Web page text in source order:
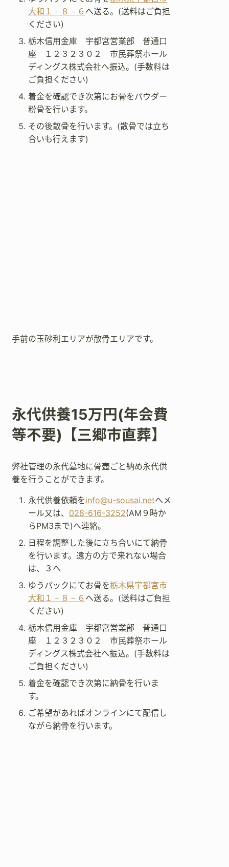
大和１－８－６ へ送る。(送料はご負担
ください)
栃木信用金庫 宇都宮営業部 普通口
座 １２３２３０２ 市民葬祭ホール
ディングス株式会社へ振込。(手数料は
ご負担ください)
着金を確認でき次第にお骨をパウダー
粉骨を行います。
その後散骨を行います。(散骨では立ち
合いも行えます)
手前の玉砂利エリアが散骨エリアです。
永代供養15万円(年会費
等不要)【三郷市直葬】
弊社管理の永代墓地に骨壺ごと納め永代供
養を行うことができます。
永代供養依頼をinfo@u-sousai.netへメ
ール又は、 028-616-3252(AM９時か
らPM3まで)へ連絡。
日程を調整した後に立ち合いにて納骨
を行います。遠方の方で来れない場合
は、３へ
ゆうパックにてお骨を栃木県宇都宮市
大和１－８－６ へ送る。(送料はご負担
ください)
栃木信用金庫 宇都宮営業部 普通口
座 １２３２３０２ 市民葬祭ホール
ディングス株式会社へ振込。(手数料は
ご負担ください)
着金を確認でき次第に納骨を行いま
す。
ご希望があればオンラインにて配信し
ながら納骨を行います。